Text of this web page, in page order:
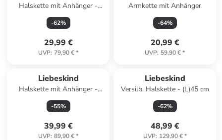
Halskette mit Anhänger -
(L)50 cm
-62%
29,99 €
UVP: 79,90 €*
Armkette mit Anhänger
-64%
20,99 €
UVP: 59,90 €*
Liebeskind
Halskette mit Anhänger -
(L)45 cm
-55%
39,99 €
UVP: 89,90 €*
Liebeskind
Versilb. Halskette - (L)45 cm
-62%
48,99 €
UVP: 129,90 €*